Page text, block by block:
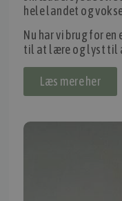
Alle mærker og
Thomas Møller
Elmevej 18,
+45 97 74 07 33
hele landet og
Nu har vi brug for
til at lære og lyst til
Læs mere her